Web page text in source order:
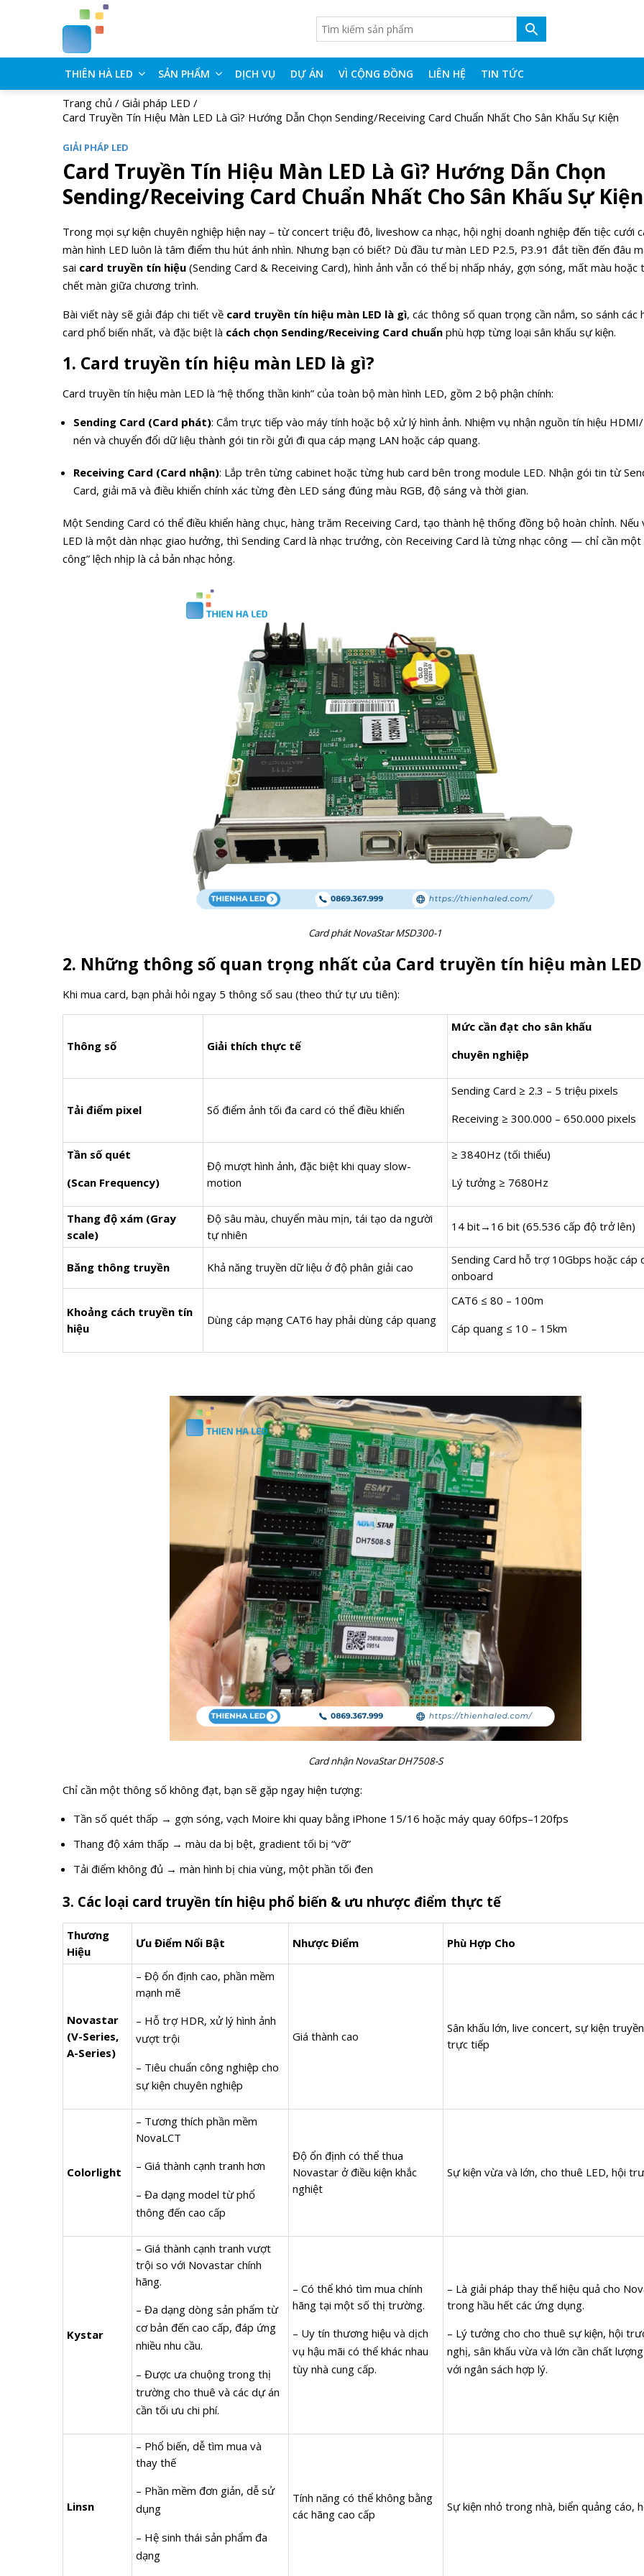
THIÊN HÀ LED SẢN PHẨM DỊCH VỤ DỰ ÁN VÌ CỘNG ĐỒNG LIÊN HỆ TIN TỨC
Trang chủ / Giải pháp LED /
Card Truyền Tín Hiệu Màn LED Là Gì? Hướng Dẫn Chọn Sending/Receiving Card Chuẩn Nhất Cho Sân Khấu Sự Kiện
GIẢI PHÁP LED
Card Truyền Tín Hiệu Màn LED Là Gì? Hướng Dẫn Chọn
Sending/Receiving Card Chuẩn Nhất Cho Sân Khấu Sự Kiện
Trong mọi sự kiện chuyên nghiệp hiện nay – từ concert triệu đô, liveshow ca nhạc, hội nghị doanh nghiệp đến tiệc cưới
màn hình LED luôn là tâm điểm thu hút ánh nhìn. Nhưng bạn có biết? Dù đầu tư màn LED P2.5, P3.91 đắt tiền đến đâu
sai card truyền tín hiệu (Sending Card & Receiving Card), hình ảnh vẫn có thể bị nhấp nháy, gợn sóng, mất màu hoặc
chết màn giữa chương trình.
Bài viết này sẽ giải đáp chi tiết về card truyền tín hiệu màn LED là gì, các thông số quan trọng cần nắm, so sánh các
card phổ biến nhất, và đặc biệt là cách chọn Sending/Receiving Card chuẩn phù hợp từng loại sân khấu sự kiện.
1. Card truyền tín hiệu màn LED là gì?
Card truyền tín hiệu màn LED là “hệ thống thần kinh” của toàn bộ màn hình LED, gồm 2 bộ phận chính:
Sending Card (Card phát): Cắm trực tiếp vào máy tính hoặc bộ xử lý hình ảnh. Nhiệm vụ nhận nguồn tín hiệu
nén và chuyển đổi dữ liệu thành gói tin rồi gửi đi qua cáp mạng LAN hoặc cáp quang.
Receiving Card (Card nhận): Lắp trên từng cabinet hoặc từng hub card bên trong module LED. Nhận gói tin từ
Card, giải mã và điều khiển chính xác từng đèn LED sáng đúng màu RGB, độ sáng và thời gian.
Một Sending Card có thể điều khiển hàng chục, hàng trăm Receiving Card, tạo thành hệ thống đồng bộ hoàn chỉnh. Nếu
LED là một dàn nhạc giao hưởng, thì Sending Card là nhạc trưởng, còn Receiving Card là từng nhạc công — chỉ cần một
công” lệch nhịp là cả bản nhạc hỏng.
Card phát NovaStar MSD300-1
2. Những thông số quan trọng nhất của Card truyền tín hiệu màn LED
Khi mua card, bạn phải hỏi ngay 5 thông số sau (theo thứ tự ưu tiên):
Thông số Giải thích thực tế
Mức cần đạt cho sân khấu
chuyên nghiệp
Tải điểm pixel Số điểm ảnh tối đa card có thể điều khiển
Sending Card ≥ 2.3 – 5 triệu pixels
Receiving ≥ 300.000 – 650.000 pixels
Tần số quét
(Scan Frequency)
Độ mượt hình ảnh, đặc biệt khi quay slow-
motion
≥ 3840Hz (tối thiểu)
Lý tưởng ≥ 7680Hz
Thang độ xám (Gray
scale)
Độ sâu màu, chuyển màu mịn, tái tạo da người
tự nhiên
14 bit→16 bit (65.536 cấp độ trở lên)
Băng thông truyền Khả năng truyền dữ liệu ở độ phân giải cao
Sending Card hỗ trợ 10Gbps hoặc cáp
onboard
Khoảng cách truyền tín
hiệu
Dùng cáp mạng CAT6 hay phải dùng cáp quang
CAT6 ≤ 80 – 100m
Cáp quang ≤ 10 – 15km
Card nhận NovaStar DH7508-S
Chỉ cần một thông số không đạt, bạn sẽ gặp ngay hiện tượng:
Tần số quét thấp → gợn sóng, vạch Moire khi quay bằng iPhone 15/16 hoặc máy quay 60fps–120fps
Thang độ xám thấp → màu da bị bệt, gradient tối bị “vỡ”
Tải điểm không đủ → màn hình bị chia vùng, một phần tối đen
3. Các loại card truyền tín hiệu phổ biến & ưu nhược điểm thực tế
Thương
Hiệu
Ưu Điểm Nổi Bật Nhược Điểm Phù Hợp Cho
Novastar
(V-Series,
A-Series)
– Độ ổn định cao, phần mềm
mạnh mẽ
– Hỗ trợ HDR, xử lý hình ảnh
vượt trội
– Tiêu chuẩn công nghiệp cho
sự kiện chuyên nghiệp
Giá thành cao
Sân khấu lớn, live concert, sự kiện
trực tiếp
Colorlight
– Tương thích phần mềm
NovaLCT
– Giá thành cạnh tranh hơn
– Đa dạng model từ phổ
thông đến cao cấp
Độ ổn định có thể thua
Novastar ở điều kiện khắc
nghiệt
Sự kiện vừa và lớn, cho thuê LED, hội
Kystar
– Giá thành cạnh tranh vượt
trội so với Novastar chính
hãng.
– Đa dạng dòng sản phẩm từ
cơ bản đến cao cấp, đáp ứng
nhiều nhu cầu.
– Được ưa chuộng trong thị
trường cho thuê và các dự án
cần tối ưu chi phí.
– Có thể khó tìm mua chính
hãng tại một số thị trường.
– Uy tín thương hiệu và dịch
vụ hậu mãi có thể khác nhau
tùy nhà cung cấp.
– Là giải pháp thay thế hiệu quả cho
trong hầu hết các ứng dụng.
– Lý tưởng cho cho thuê sự kiện, hội
nghị, sân khấu vừa và lớn cần chất
với ngân sách hợp lý.
Linsn
– Phổ biến, dễ tìm mua và
thay thế
– Phần mềm đơn giản, dễ sử
dụng
– Hệ sinh thái sản phẩm đa
dạng
Tính năng có thể không bằng
các hãng cao cấp
Sự kiện nhỏ trong nhà, biển quảng cáo,